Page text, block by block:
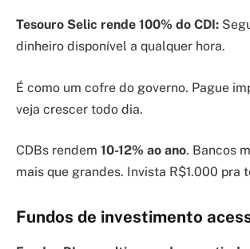
Tesouro Selic rende 100% do CDI:
dinheiro disponível a qualquer hora.
É como um cofre do governo. Pague
veja crescer todo dia.
CDBs rendem 10-12% ao ano. Bancos
mais que grandes. Invista R$1.000 pra
Fundos de investimento